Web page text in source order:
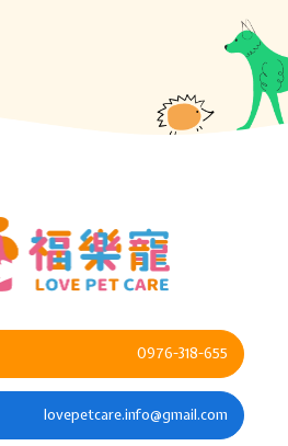
0976-318-655
lovepetcare.info@gmail.com